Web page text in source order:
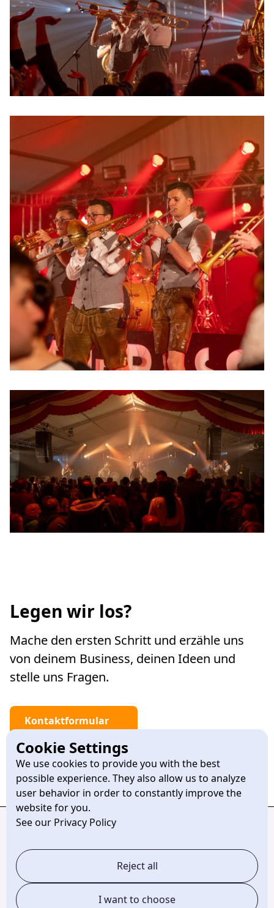
Cookie Settings
We use cookies to provide you with the best
possible experience. They also allow us to analyze
user behavior in order to constantly improve the
website for you.
See our Privacy Policy
Reject all
I want to choose
Legen wir los?
Mache den ersten Schritt und erzähle uns
von deinem Business, deinen Ideen und
stelle uns Fragen.
Kontaktformular
Termin vereinbaren
Pentagon Studios